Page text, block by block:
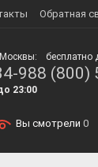
Обратная
98
23:00
бесплатно
8 (800)
Вы смотрели 0